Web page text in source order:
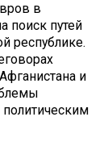
в
поиск путей
республике.
и